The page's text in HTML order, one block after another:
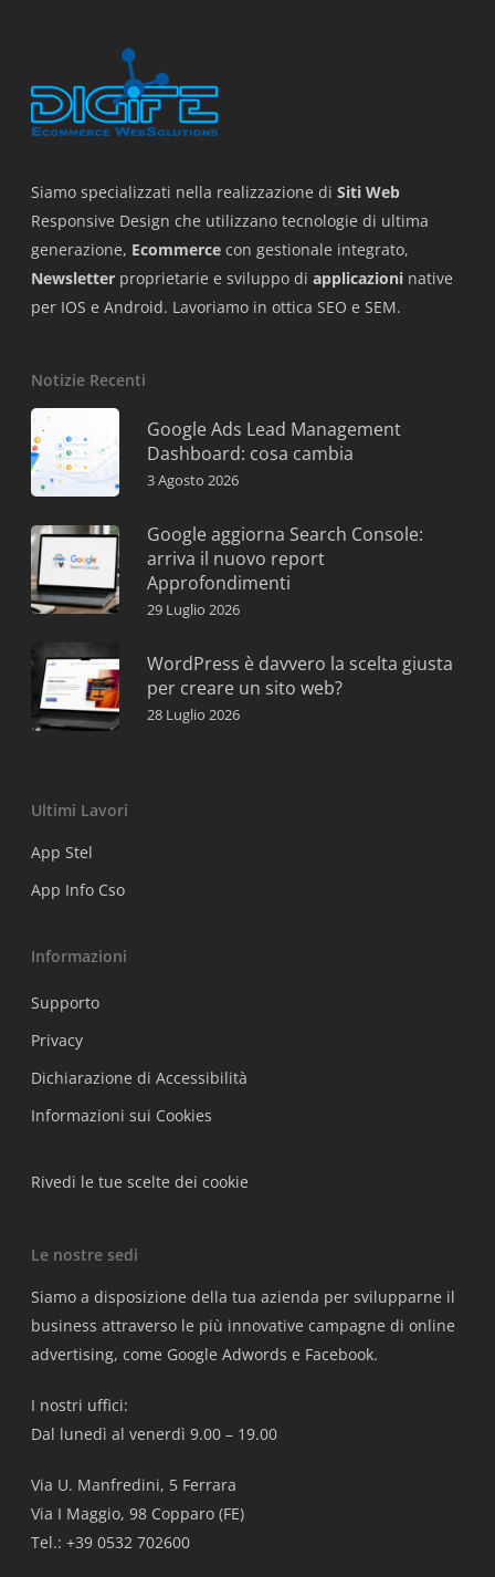
Siamo specializzati nella realizzazione di Siti Web
Responsive Design che utilizzano tecnologie di ultima
generazione, Ecommerce con gestionale integrato,
Newsletter proprietarie e sviluppo di applicazioni native
per IOS e Android. Lavoriamo in ottica SEO e SEM.
Notizie Recenti
Google Ads Lead Management
Dashboard: cosa cambia
3 Agosto 2026
Google aggiorna Search Console:
arriva il nuovo report
Approfondimenti
29 Luglio 2026
WordPress è davvero la scelta giusta
per creare un sito web?
28 Luglio 2026
Ultimi Lavori
App Stel
App Info Cso
Informazioni
Supporto
Privacy
Dichiarazione di Accessibilità
Informazioni sui Cookies
Rivedi le tue scelte dei cookie
Le nostre sedi
Siamo a disposizione della tua azienda per svilupparne il
business attraverso le più innovative campagne di online
advertising, come Google Adwords e Facebook.
I nostri uffici:
Dal lunedì al venerdì 9.00 – 19.00
Via U. Manfredini, 5 Ferrara
Via I Maggio, 98 Copparo (FE)
Tel.: +39 0532 702600